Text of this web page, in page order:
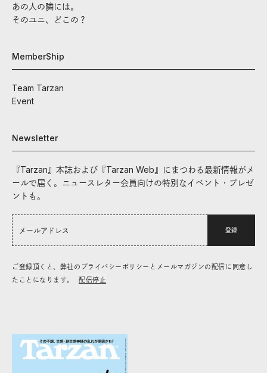
あの人の隣には。
そのユニ、どこの？
MemberShip
Team Tarzan
Event
Newsletter
『Tarzan』本誌および『Tarzan Web』にまつわる最新情報がメ
ールで届く。ニュースレター会員向けの特別なイベント・プレゼ
ントも。
登録
ご登録頂くと、弊社のプライバシーポリシーとメールマガジンの配信に同意し
たことになります。
配信停止